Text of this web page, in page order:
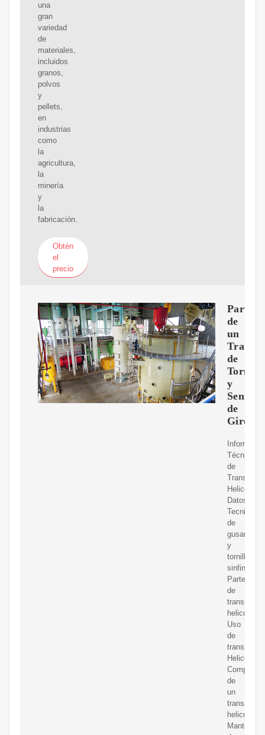
una
gran
variedad
de
materiales,
incluidos
granos,
polvos
y
pellets,
en
industrias
como
la
agricultura,
la
minería
y
la
fabricación.
Obtén
el
precio
Partes
de
un
de
Tornillo
y
Sentido
de
Giro
Técnica
de
Helicoidal,
Datos
Tecnicos
de
gusano
y
tornillo
sinfin,
Partes
de
helicoidal,
Uso
de
de
un
helicoidal.